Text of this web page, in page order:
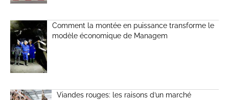
Comment la montée en puissance transforme le
modèle économique de Managem
Viandes rouges: les raisons d’un marché